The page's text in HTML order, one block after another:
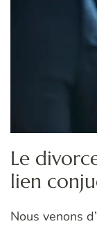
Le
lien
Nous venons